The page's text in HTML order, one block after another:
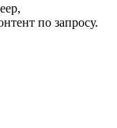
по запросу.